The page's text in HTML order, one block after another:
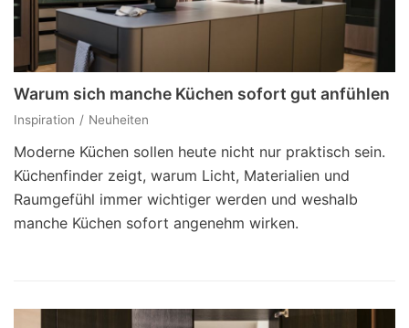
Warum sich manche Küchen sofort gut anfühlen
Inspiration Neuheiten
Moderne Küchen sollen heute nicht nur praktisch sein.
Küchenfinder zeigt, warum Licht, Materialien und
Raumgefühl immer wichtiger werden und weshalb
manche Küchen sofort angenehm wirken.